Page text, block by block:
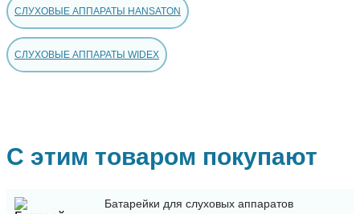
СЛУХОВЫЕ АППАРАТЫ HANSATON
СЛУХОВЫЕ АППАРАТЫ WIDEX
С этим товаром покупают
Батарейки для слуховых аппаратов